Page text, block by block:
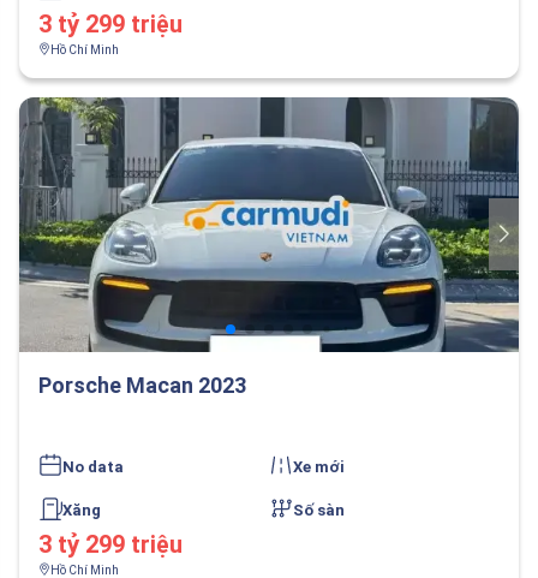
3 tỷ 299 triệu
Hồ Chí Minh
Porsche Macan 2023
No data Xe mới
Xăng Số sàn
3 tỷ 299 triệu
Hồ Chí Minh